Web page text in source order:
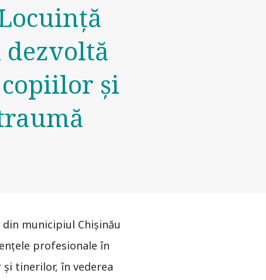
și
din municipiul Chișinău
profesionale în
tinerilor, în vederea